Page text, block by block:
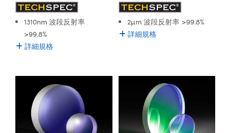
1310nm 波段反射率
>99.8%
詳細規格
2µm 波段反射率 >99.8%
詳細規格